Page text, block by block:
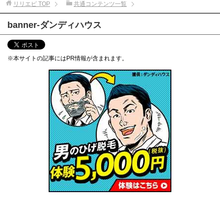
リリエピ TOP 共通コンテンツ一覧
banner-ダンディハウス
※本サイトの記事にはPR情報が含まれます。